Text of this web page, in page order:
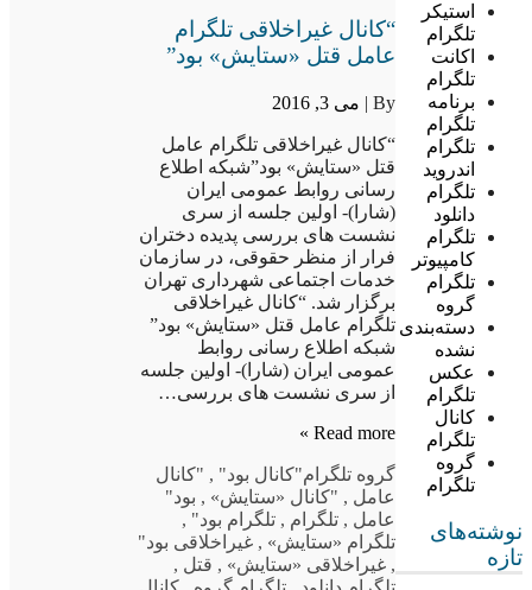
استیکر
تلگرام
اکانت
تلگرام
برنامه
تلگرام
تلگرام
اندروید
تلگرام
دانلود
تلگرام
کامپیوتر
تلگرام
گروه
دسته‌بندی
نشده
عکس
تلگرام
کانال
تلگرام
گروه
تلگرام
نوشته‌های
تازه
“کانال غیراخلاقی تلگرام
عامل قتل «ستایش» بود”
By | می 3, 2016
“کانال غیراخلاقی تلگرام عامل
قتل «ستایش» بود”شبکه اطلاع
رسانی روابط عمومی ایران
(شارا)- اولین جلسه از سری
نشست های بررسی پدیده دختران
فرار از منظر حقوقی، در سازمان
خدمات اجتماعی شهرداری تهران
برگزار شد. “کانال غیراخلاقی
تلگرام عامل قتل «ستایش» بود”
شبکه اطلاع رسانی روابط
عمومی ایران (شارا)- اولین جلسه
از سری نشست های بررسی…
Read more »
گروه تلگرام"کانال بود" , "کانال
عامل , "کانال «ستایش» , بود"
عامل , تلگرام , تلگرام بود" ,
تلگرام «ستایش» , غیراخلاقی بود"
, غیراخلاقی «ستایش» , قتل ,